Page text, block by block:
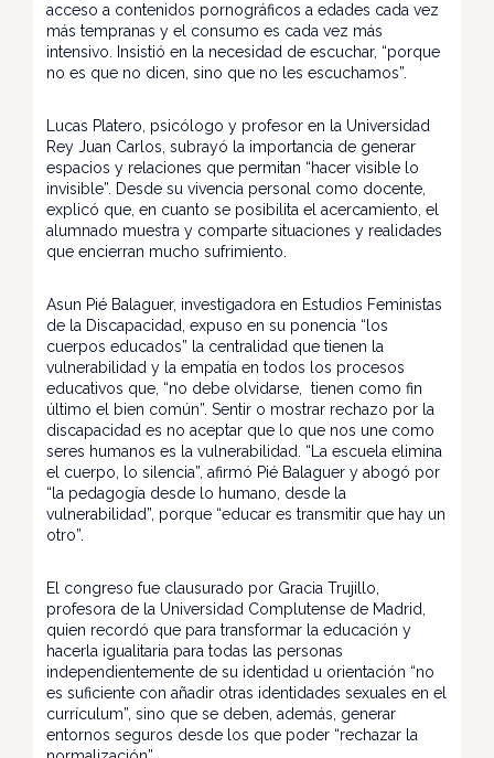
acceso a contenidos pornográficos a edades cada vez
más tempranas y el consumo es cada vez más
intensivo. Insistió en la necesidad de escuchar, “porque
no es que no dicen, sino que no les escuchamos”.
Lucas Platero, psicólogo y profesor en la Universidad
Rey Juan Carlos, subrayó la importancia de generar
espacios y relaciones que permitan “hacer visible lo
invisible”. Desde su vivencia personal como docente,
explicó que, en cuanto se posibilita el acercamiento, el
alumnado muestra y comparte situaciones y realidades
que encierran mucho sufrimiento.
Asun Pié Balaguer, investigadora en Estudios Feministas
de la Discapacidad, expuso en su ponencia “los
cuerpos educados” la centralidad que tienen la
vulnerabilidad y la empatía en todos los procesos
educativos que, “no debe olvidarse, tienen como fin
último el bien común”. Sentir o mostrar rechazo por la
discapacidad es no aceptar que lo que nos une como
seres humanos es la vulnerabilidad. “La escuela elimina
el cuerpo, lo silencia”, afirmó Pié Balaguer y abogó por
“la pedagogía desde lo humano, desde la
vulnerabilidad”, porque “educar es transmitir que hay un
otro”.
El congreso fue clausurado por Gracia Trujillo,
profesora de la Universidad Complutense de Madrid,
quien recordó que para transformar la educación y
hacerla igualitaria para todas las personas
independientemente de su identidad u orientación “no
es suficiente con añadir otras identidades sexuales en el
currículum”, sino que se deben, además, generar
entornos seguros desde los que poder “rechazar la